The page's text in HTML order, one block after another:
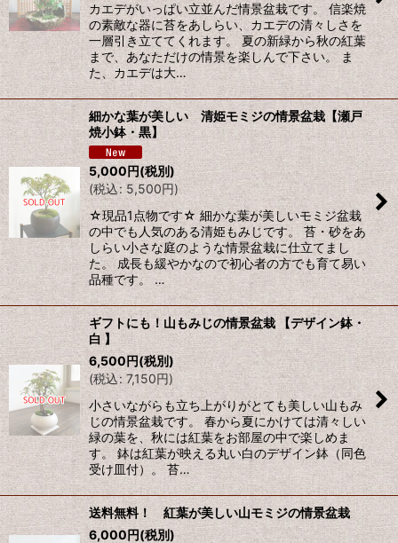
カエデがいっぱい立並んだ情景盆栽です。 信楽焼
の素敵な器に苔をあしらい、カエデの清々しさを
一層引き立ててくれます。 夏の新緑から秋の紅葉
まで、あなただけの情景を楽しんで下さい。 ま
た、カエデは大…
細かな葉が美しい 清姫モミジの情景盆栽【瀬戸
焼小鉢・黒】
5,000円(税別)
(税込: 5,500円)
☆現品1点物です☆ 細かな葉が美しいモミジ盆栽
の中でも人気のある清姫もみじです。 苔・砂をあ
しらい小さな庭のような情景盆栽に仕立てまし
た。 成長も緩やかなので初心者の方でも育て易い
品種です。 …
ギフトにも！山もみじの情景盆栽 【デザイン鉢・
白 】
6,500円(税別)
(税込: 7,150円)
小さいながらも立ち上がりがとても美しい山もみ
じの情景盆栽です。 春から夏にかけては清々しい
緑の葉を、秋には紅葉をお部屋の中で楽しめま
す。 鉢は紅葉が映える丸い白のデザイン鉢（同色
受け皿付）。 苔…
送料無料！ 紅葉が美しい山モミジの情景盆栽
6,000円(税別)